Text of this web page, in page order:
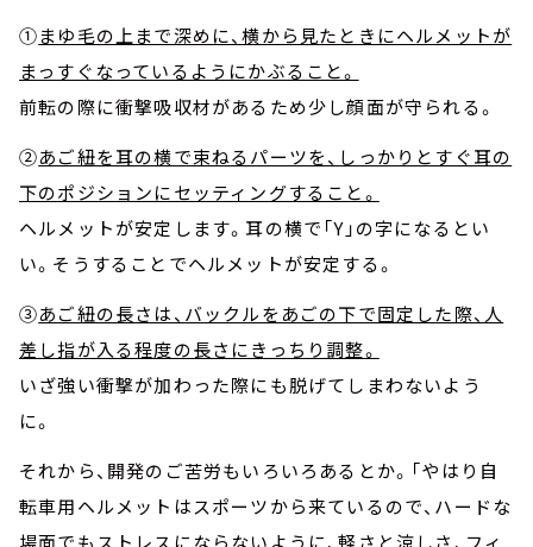
①まゆ毛の上まで深めに、横から見たときにヘルメットが
まっすぐなっているようにかぶること。
前転の際に衝撃吸収材があるため少し顔面が守られる。
②あご紐を耳の横で束ねるパーツを、しっかりとすぐ耳の
下のポジションにセッティングすること。
ヘルメットが安定します。耳の横で「Y」の字になるとい
い。そうすることでヘルメットが安定する。
③あご紐の長さは、バックルをあごの下で固定した際、人
差し指が入る程度の長さにきっちり調整。
いざ強い衝撃が加わった際にも脱げてしまわないよう
に。
それから、開発のご苦労もいろいろあるとか。「やはり自
転車用ヘルメットはスポーツから来ているので、ハードな
場面でもストレスにならないように、軽さと涼しさ、フィ